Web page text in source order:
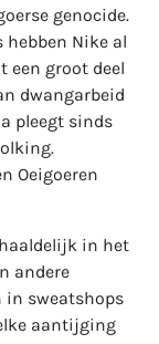
genocide.
Nike al
een groot deel
dwangarbeid
pleegt sinds
Oeigoeren
in het
andere
in sweatshops
aantijging